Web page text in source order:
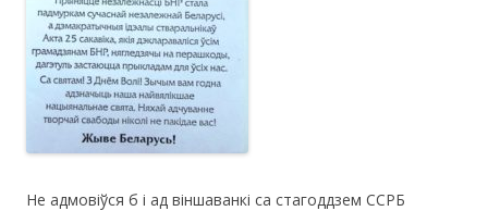
Не адмовіўся б і ад віншаванкі са стагоддзем ССРБ